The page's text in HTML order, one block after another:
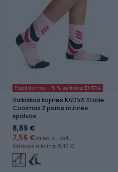
Papildomai -15 % su kodu EXTRA
Vaikiškos kojinės KADVA Stride
Coolmax 2 poros rožinės
spalvos
8,89 €
7,56 €kaina su kodu
Mažiausia kaina: 8,45 €